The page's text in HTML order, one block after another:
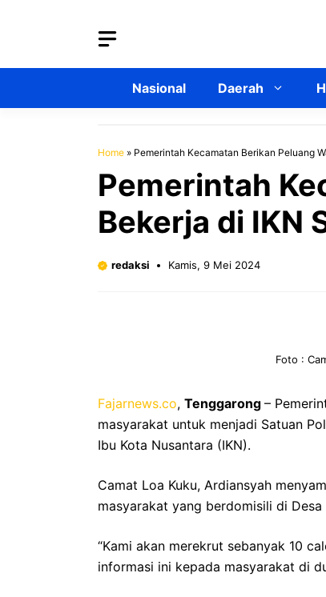
Nasional Daerah
Home » Pemerintah Kecamatan Berikan Peluang
Pemerintah
Bekerja di IKN
redaksi Kamis, 9 Mei 2024
Foto :
Fajarnews.co, Tenggarong –
masyarakat untuk menjadi Satuan
Ibu Kota Nusantara (IKN).
Camat Loa Kuku, Ardiansyah
masyarakat yang berdomisili di
“Kami akan merekrut sebanyak 10
informasi ini kepada masyarakat di